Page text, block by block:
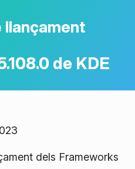
llançament
de KDE
dels Frameworks